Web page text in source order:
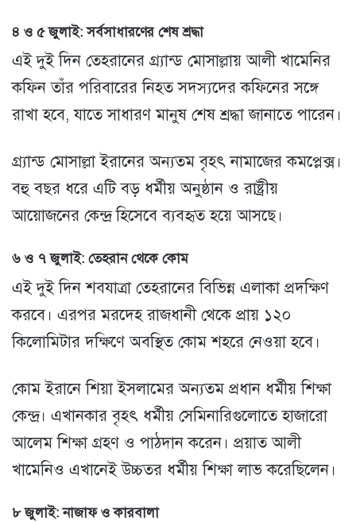
৪ ও ৫ জুলাই: সর্বসাধারণের শেষ শ্রদ্ধা
এই দুই দিন তেহরানের গ্র্যান্ড মোসাল্লায় আলী খামেনির
কফিন তাঁর পরিবারের নিহত সদস্যদের কফিনের সঙ্গে
রাখা হবে, যাতে সাধারণ মানুষ শেষ শ্রদ্ধা জানাতে পারেন।
গ্র্যান্ড মোসাল্লা ইরানের অন্যতম বৃহৎ নামাজের কমপ্লেক্স।
বহু বছর ধরে এটি বড় ধর্মীয় অনুষ্ঠান ও রাষ্ট্রীয়
আয়োজনের কেন্দ্র হিসেবে ব্যবহৃত হয়ে আসছে।
৬ ও ৭ জুলাই: তেহরান থেকে কোম
এই দুই দিন শবযাত্রা তেহরানের বিভিন্ন এলাকা প্রদক্ষিণ
করবে। এরপর মরদেহ রাজধানী থেকে প্রায় ১২০
কিলোমিটার দক্ষিণে অবস্থিত কোম শহরে নেওয়া হবে।
কোম ইরানে শিয়া ইসলামের অন্যতম প্রধান ধর্মীয় শিক্ষা
কেন্দ্র। এখানকার বৃহৎ ধর্মীয় সেমিনারিগুলোতে হাজারো
আলেম শিক্ষা গ্রহণ ও পাঠদান করেন। প্রয়াত আলী
খামেনিও এখানেই উচ্চতর ধর্মীয় শিক্ষা লাভ করেছিলেন।
৮ জুলাই: নাজাফ ও কারবালা